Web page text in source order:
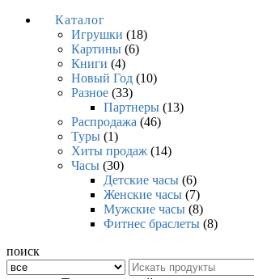
Каталог
Игрушки (18)
Картины (6)
Книги (4)
Новый Год (10)
Разное (33)
Партнеры (13)
Распродажа (46)
Туры (1)
Хиты продаж (14)
Часы (30)
Детские часы (6)
Женские часы (7)
Мужские часы (8)
Фитнес браслеты (8)
поиск